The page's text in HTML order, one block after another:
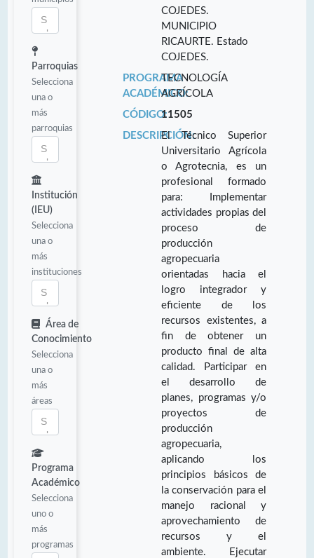
Parroquias
Selecciona
una o
más
parroquias
Institución
(IEU)
Selecciona
una o
más
instituciones
Área de
Conocimiento
Selecciona
una o
más
áreas
Programa
Académico
Selecciona
uno o
más
programas
COJEDES.
MUNICIPIO
RICAURTE. Estado
COJEDES.
PROGRAMA
ACADÉMICO:
TECNOLOGÍA
AGRÍCOLA
CÓDIGO:11505
DESCRIPCIÓN:El Técnico Superior
Universitario Agrícola
o Agrotecnia, es un
profesional formado
para: Implementar
actividades propias del
proceso de
producción
agropecuaria
orientadas hacia el
logro integrador y
eficiente de los
recursos existentes, a
fin de obtener un
producto final de alta
calidad. Participar en
el desarrollo de
planes, programas y/o
proyectos de
producción
agropecuaria,
aplicando los
principios básicos de
la conservación para el
manejo racional y
aprovechamiento de
recursos y el
ambiente. Ejecutar